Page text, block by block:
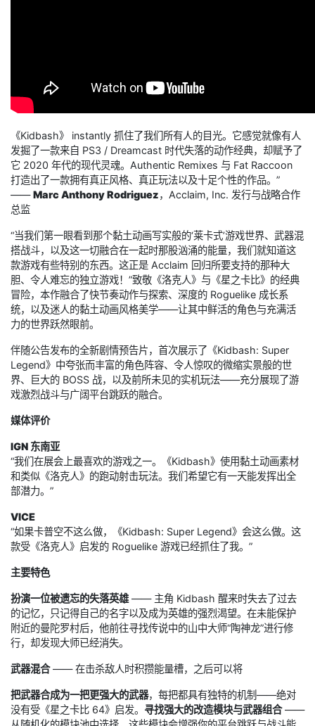
《Kidbash》 instantly 抓住了我们所有人的目光。它感觉就像有人
发掘了一款来自 PS3 / Dreamcast 时代失落的动作经典，却赋予了
它 2020 年代的现代灵魂。Authentic Remixes 与 Fat Raccoon
打造出了一款拥有真正风格、真正玩法以及十足个性的作品。”
——Marc Anthony Rodriguez，Acclaim, Inc. 发行与战略合作
总监
“当我们第一眼看到那个黏土动画写实般的‘莱卡式’游戏世界、武器混
搭战斗，以及这一切融合在一起时那股汹涌的能量，我们就知道这
款游戏有些特别的东西。这正是 Acclaim 回归所要支持的那种大
胆、令人难忘的独立游戏！”致敬《洛克人》与《星之卡比》的经典
冒险，本作融合了快节奏动作与探索、深度的 Roguelike 成长系
统，以及迷人的黏土动画风格美学——让其中鲜活的角色与充满活
力的世界跃然眼前。
伴随公告发布的全新剧情预告片，首次展示了《Kidbash: Super
Legend》中夸张而丰富的角色阵容、令人惊叹的微缩实景般的世
界、巨大的 BOSS 战，以及前所未见的实机玩法——充分展现了游
戏激烈战斗与广阔平台跳跃的融合。
媒体评价
IGN 东南亚
“我们在展会上最喜欢的游戏之一。《Kidbash》使用黏土动画素材
和类似《洛克人》的跑动射击玩法。我们希望它有一天能发挥出全
部潜力。”
VICE
“如果卡普空不这么做，《Kidbash: Super Legend》会这么做。这
款受《洛克人》启发的 Roguelike 游戏已经抓住了我。”
主要特色
扮演一位被遗忘的失落英雄 —— 主角 Kidbash 醒来时失去了过去
的记忆，只记得自己的名字以及成为英雄的强烈渴望。在未能保护
附近的曼陀罗村后，他前往寻找传说中的山中大师“陶神龙”进行修
行，却发现大师已经消失。
武器混合—— 在击杀敌人时积攒能量槽，之后可以将
把武器合成为一把更强大的武器，每把都具有独特的机制——绝对
没有受《星之卡比 64》启发。 寻找强大的改造模块与武器组合——